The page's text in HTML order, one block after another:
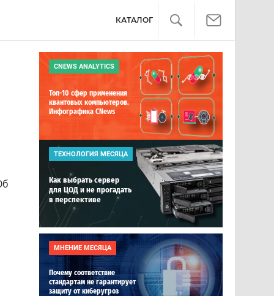
КАТАЛОГ
CNEWS ANALYTICS
Топ-10 сфер применения
квантовых компьютеров.
Инфографика CNews
ТЕХНОЛОГИЯ МЕСЯЦА
Как выбрать сервер
для ЦОД и не прогадать
в перспективе
МНЕНИЕ МЕСЯЦА
Почему соответствие
стандартам не гарантирует
защиту от киберугроз